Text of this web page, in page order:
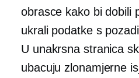
obrasce kako bi dobili
ukrali podatke s
U unakrsna stranica
ubacuju zlonamjerne